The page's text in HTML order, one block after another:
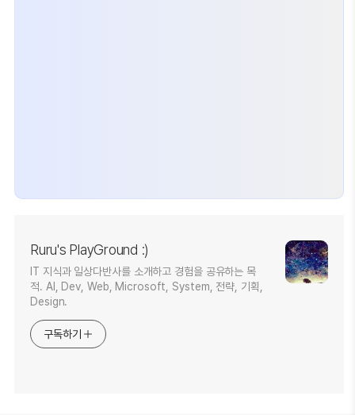
Ruru's PlayGround :)
IT 지식과 일상다반사를 소개하고 경험을 공유하는 목
적. AI, Dev, Web, Microsoft, System, 전략, 기획,
Design.
구독하기